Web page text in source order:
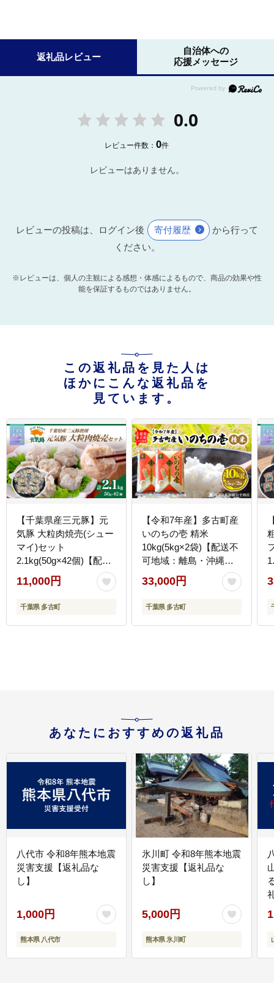
返礼品レビュー
自治体への
応援メッセージ
0.0
レビュー件数：0件
レビューはありません。
レビューの投稿は、ログイン後 寄付履歴
から行って
ください。
※レビューは、個人の主観による感想・体感によるもので、商品の効果や性
能を保証するものではありません。
この返礼品を見た人は
ほかにこんな返礼品を
見ています。
【千葉県産三元豚】元
気豚 大粒肉焼売(シュー
マイ)セット
2.1kg(50g×42個)【配送
不可地域：離島・沖縄
県】 TAKB014
11,000円
千葉県 多古町
【令和7年産】多古町産
いのちの壱 精米
10kg(5kg×2袋)【配送不
可地域：離島・沖縄
県】 TAKE005
33,000円
千葉県 多古町
あなたにおすすめの返礼品
八代市 令和8年熊本地震
災害支援【返礼品な
し】
1,000円
熊本県 八代市
氷川町 令和8年熊本地震
災害支援【返礼品な
し】
5,000円
熊本県 氷川町